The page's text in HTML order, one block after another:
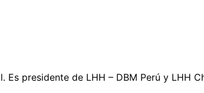
presidente de LHH – DBM Perú y LHH